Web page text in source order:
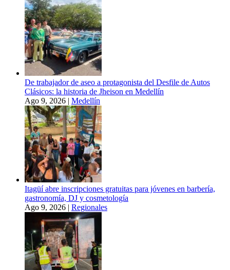
De trabajador de aseo a protagonista del Desfile de Autos
Clásicos: la historia de Jheison en Medellín
Ago 9, 2026 | Medellín
Itagüí abre inscripciones gratuitas para jóvenes en barbería,
gastronomía, DJ y cosmetología
Ago 9, 2026 | Regionales